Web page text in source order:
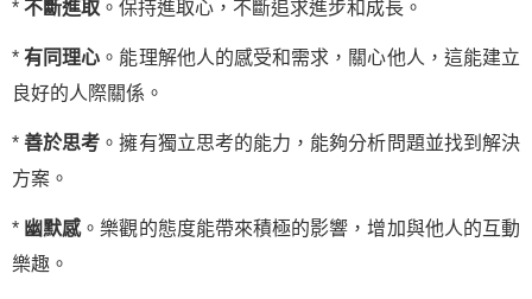
* 不斷進取 。保持進取心，不斷追求進步和成長。
*有同理心 。能理解他人的感受和需求，關心他人，這能建立
良好的人際關係。
*善於思考 。擁有獨立思考的能力，能夠分析問題並找到解決
方案。
* 幽默感。樂觀的態度能帶來積極的影響，增加與他人的互動
樂趣。